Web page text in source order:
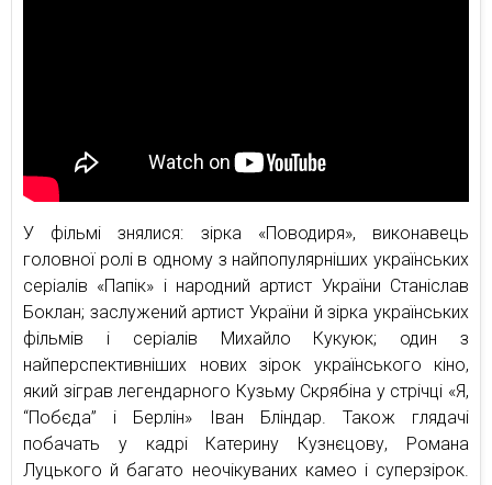
У фільмі знялися: зірка «Поводиря», виконавець
головної ролі в одному з найпопулярніших українських
серіалів «Папік» і народний артист України Станіслав
Боклан; заслужений артист України й зірка українських
фільмів і серіалів Михайло Кукуюк; один з
найперспективніших нових зірок українського кіно,
який зіграв легендарного Кузьму Скрябіна у стрічці «Я,
“Побєда” і Берлін» Іван Бліндар. Також глядачі
побачать у кадрі Катерину Кузнєцову, Романа
Луцького й багато неочікуваних камео і суперзірок.